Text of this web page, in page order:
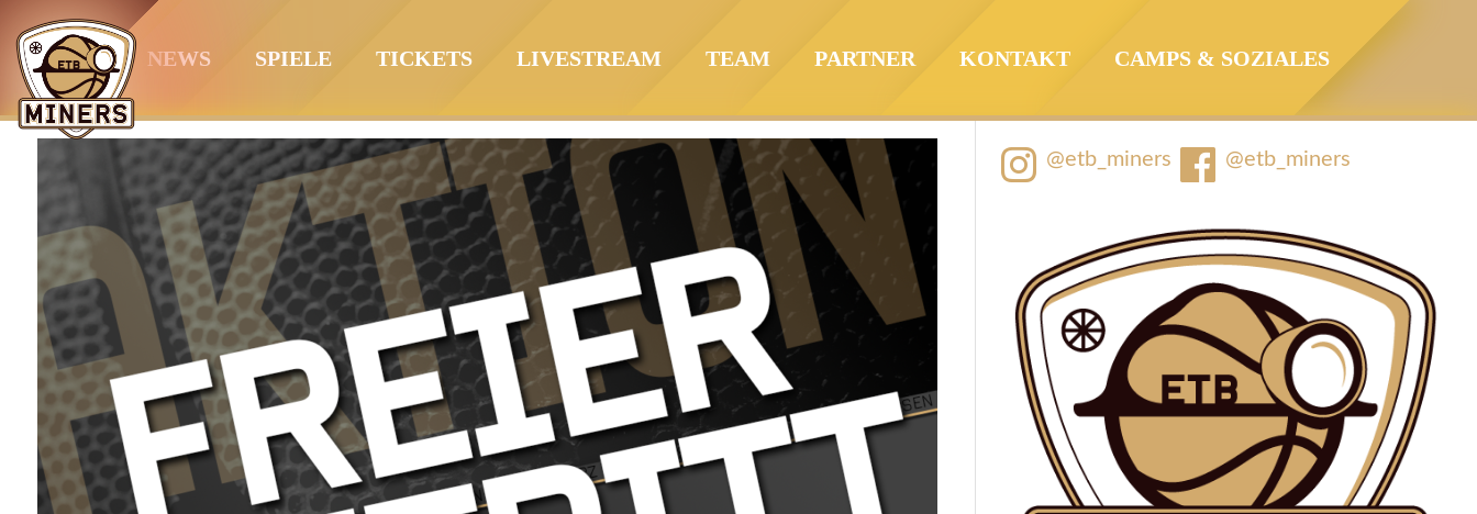
zum
Inhalt
NEWS SPIELE TICKETS LIVESTREAM TEAM PARTNER KONTAKT CAMPS & SOZIALES
@etb_miners @etb_miners